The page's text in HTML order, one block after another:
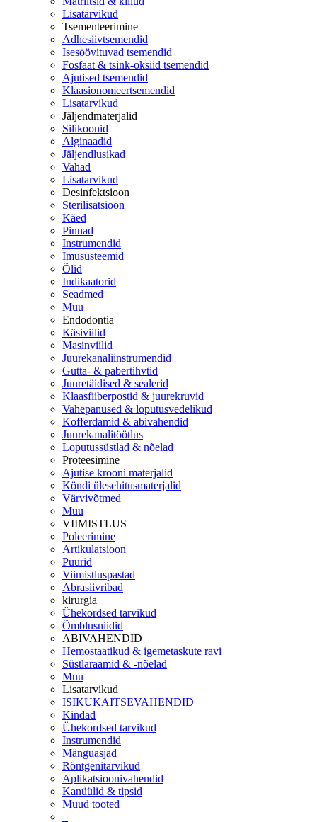
Lisatarvikud
Tsementeerimine
Adhesiivtsemendid
Isesöövituvad tsemendid
Fosfaat & tsink-oksiid tsemendid
Ajutised tsemendid
Klaasionomeertsemendid
Lisatarvikud
Jäljendmaterjalid
Silikoonid
Alginaadid
Jäljendlusikad
Vahad
Lisatarvikud
Desinfektsioon
Sterilisatsioon
Käed
Pinnad
Instrumendid
Imusüsteemid
Õlid
Indikaatorid
Seadmed
Muu
Endodontia
Käsiviilid
Masinviilid
Juurekanaliinstrumendid
Gutta- & pabertihvtid
Juuretäidised & sealerid
Klaasfiiberpostid & juurekruvid
Vahepanused & loputusvedelikud
Kofferdamid & abivahendid
Juurekanalitöötlus
Loputussüstlad & nõelad
Proteesimine
Ajutise krooni materjalid
Köndi ülesehitusmaterjalid
Värvivõtmed
Muu
VIIMISTLUS
Poleerimine
Artikulatsioon
Puurid
Viimistluspastad
Abrasiivribad
kirurgia
Ühekordsed tarvikud
Õmblusniidid
ABIVAHENDID
Hemostaatikud & igemetaskute ravi
Süstlaraamid & -nõelad
Muu
Lisatarvikud
ISIKUKAITSEVAHENDID
Kindad
Ühekordsed tarvikud
Instrumendid
Mänguasjad
Röntgenitarvikud
Aplikatsioonivahendid
Kanüülid & tipsid
Muud tooted